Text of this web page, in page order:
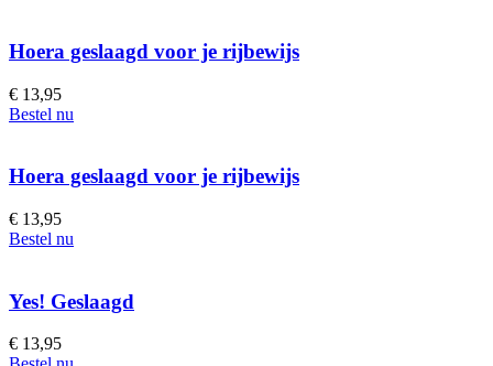
Hoera geslaagd voor je rijbewijs
€ 13,95
Bestel nu
Hoera geslaagd voor je rijbewijs
€ 13,95
Bestel nu
Yes! Geslaagd
€ 13,95